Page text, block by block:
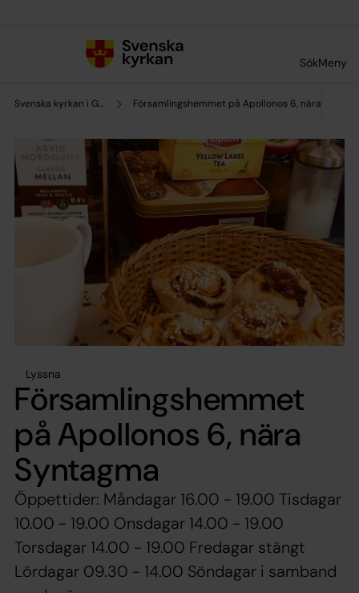
SökMeny
Svenska kyrkan i Grekland Församlingshemmet på Apollonos 6, nära
Lyssna
Församlingshemmet
på Apollonos 6, nära
Syntagma
Öppettider: Måndagar 16.00 - 19.00 Tisdagar
10.00 - 19.00 Onsdagar 14.00 - 19.00
Torsdagar 14.00 - 19.00 Fredagar stängt
Lördagar 09.30 - 14.00 Söndagar i samband